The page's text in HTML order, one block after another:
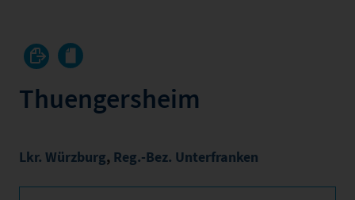
Thuengersheim
Lkr. Würzburg, Reg.-Bez. Unterfranken